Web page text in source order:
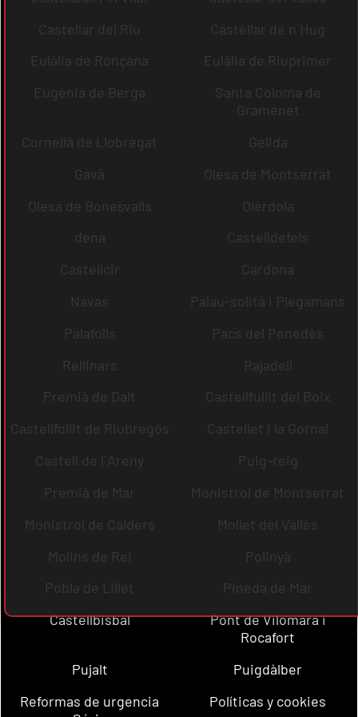
Castellar del Riu
Castellar de n´Hug
Eulàlia de Ronçana
Eulàlia de Riuprimer
Eugènia de Berga
Santa Coloma de
Gramenet
Cornellà de Llobregat
Gelida
Gavà
Olesa de Montserrat
Olesa de Bonesvalls
Olèrdola
dena
Castelldefels
Castellcir
Cardona
Navas
Palau-solità i Plegamans
Palafolls
Pacs del Penedès
Rellinars
Rajadell
Premià de Dalt
Castellfullit del Boix
Castellfollit de Riubregós
Castellet i la Gornal
Castell de l´Areny
Puig-reig
Premià de Mar
Monistrol de Montserrat
Monistrol de Calders
Mollet del Vallès
Molins de Rei
Polinyà
Pobla de Lillet
Pineda de Mar
Castellbisbal
Pont de Vilomara i
Rocafort
Pujalt
Puigdàlber
Reformas de urgencia
Políticas y cookies